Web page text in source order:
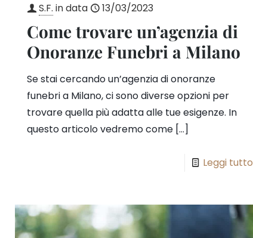
S.F. in data 13/03/2023
Come trovare un’agenzia di
Onoranze Funebri a Milano
Se stai cercando un’agenzia di onoranze
funebri a Milano, ci sono diverse opzioni per
trovare quella più adatta alle tue esigenze. In
questo articolo vedremo come […]
Leggi tutto